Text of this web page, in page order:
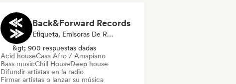
Back&Forward Records
Etiqueta, Emisoras De Radio
&gt; 900 respuestas dadas
Acid houseCasa Afro / Amapiano
Bass musicChill HouseDeep house
Difundir artistas en la radio
Firmar artistas o lanzar su música